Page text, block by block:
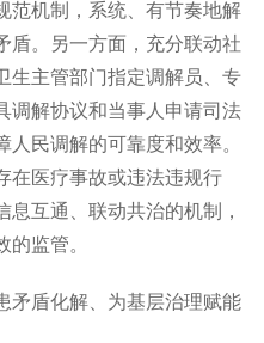
范机制，系统、有节奏地解
盾。另一方面，充分联动社
生主管部门指定调解员、专
调解协议和当事人申请司法
民调解的可靠度和效率。
在医疗事故或违法违规行
互通、联动共治的机制，
的监管。
矛盾化解、为基层治理赋能